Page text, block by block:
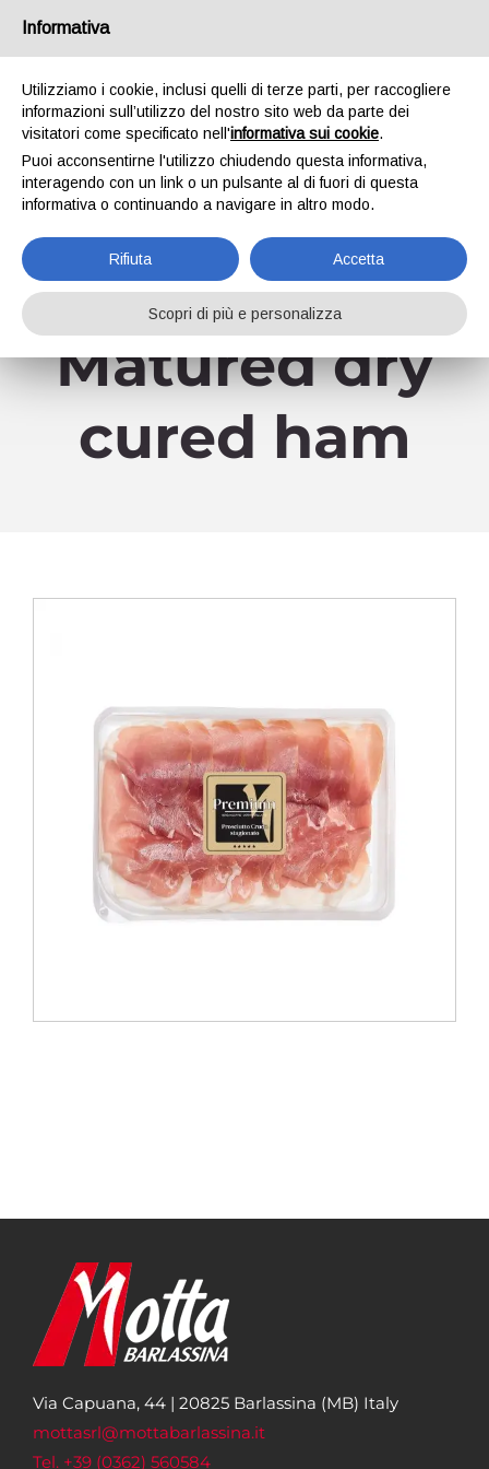
FacebookYouTube
Matured dry
cured ham
Via Capuana, 44 | 20825 Barlassina (MB) Italy
mottasrl@mottabarlassina.it
Tel. +39 (0362) 560584
Informativa
Utilizziamo i cookie, inclusi quelli di terze parti, per raccogliere
informazioni sull’utilizzo del nostro sito web da parte dei
visitatori come specificato nell'informativa sui cookie.
Puoi acconsentirne l'utilizzo chiudendo questa informativa,
interagendo con un link o un pulsante al di fuori di questa
informativa o continuando a navigare in altro modo.
Rifiuta Accetta
Scopri di più e personalizza